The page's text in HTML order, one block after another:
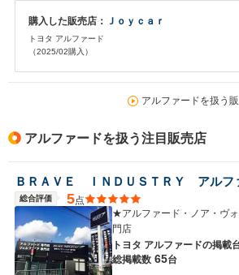
購入した販売店： Ｊｏｙｃａｒ
トヨタ アルファード
（2025/02購入）
アルファードを扱う
アルファードを扱う注目販売店
総合評価 5点
★アルファード・ノア・ヴ
門店
トヨタ アルファードの掲載
総掲載数 65台